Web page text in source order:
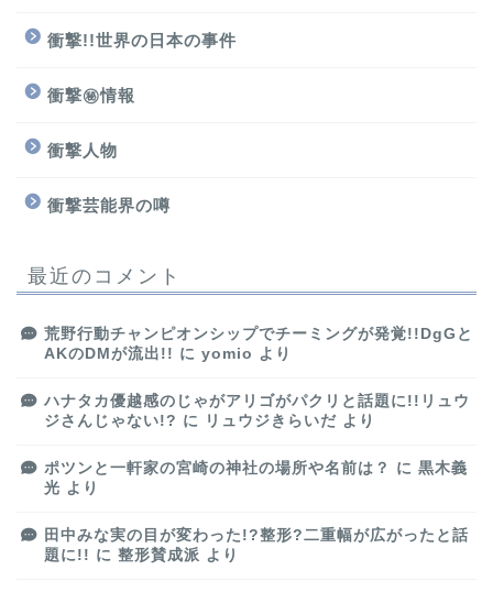
衝撃!!世界の日本の事件
衝撃㊙情報
衝撃人物
衝撃芸能界の噂
最近のコメント
荒野行動チャンピオンシップでチーミングが発覚!!DgGと
AKのDMが流出!! に yomio より
ハナタカ優越感のじゃがアリゴがパクリと話題に!!リュウ
ジさんじゃない!? に リュウジきらいだ より
ポツンと一軒家の宮崎の神社の場所や名前は？ に 黒木義
光 より
田中みな実の目が変わった!?整形?二重幅が広がったと話
題に!! に 整形賛成派 より